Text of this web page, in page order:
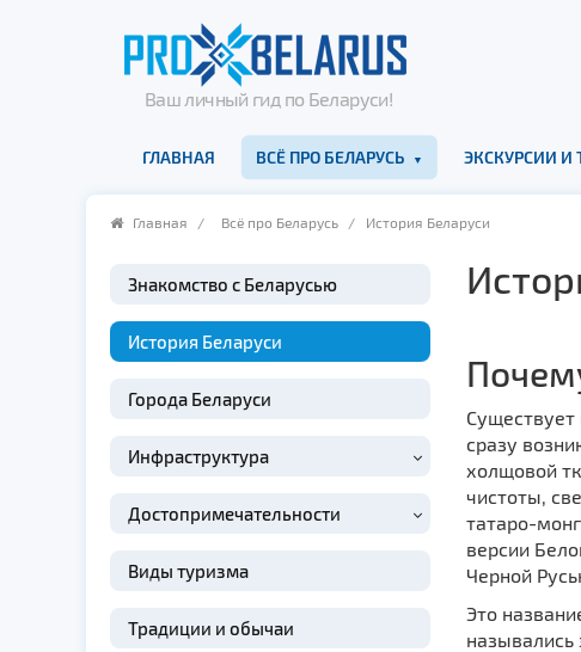
Ваш личный гид по Беларуси!
ГЛАВНАЯ ВСЁ ПРО БЕЛАРУСЬ ЭКСКУРСИИ И
Главная / Всё про Беларусь / История Беларуси
Знакомство с Беларусью
История Беларуси
Города Беларуси
Инфраструктура
Достопримечательности
Виды туризма
Традиции и обычаи
Существует
сразу
холщовой
чистоты,
татаро-
версии
Черной
Это
назывались